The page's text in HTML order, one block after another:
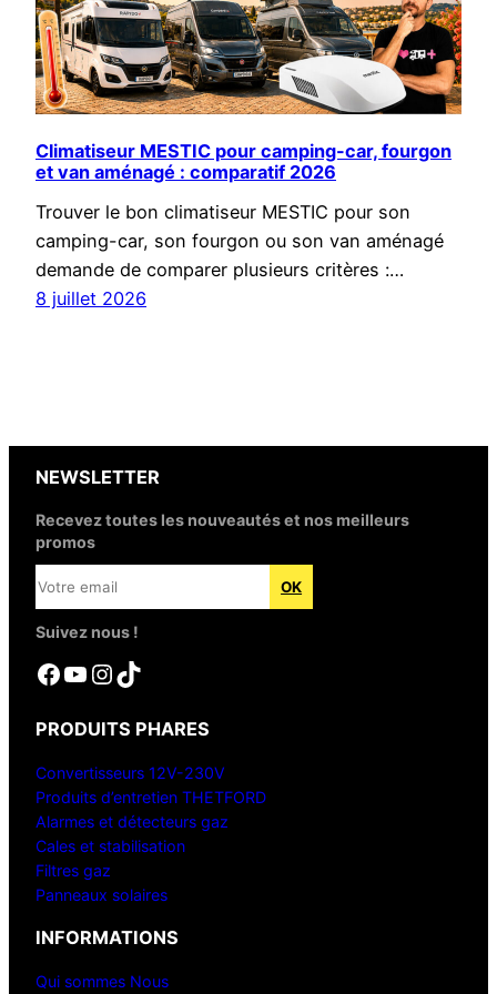
Climatiseur MESTIC pour camping-car, fourgon
et van aménagé : comparatif 2026
Trouver le bon climatiseur MESTIC pour son
camping-car, son fourgon ou son van aménagé
demande de comparer plusieurs critères :…
8 juillet 2026
NEWSLETTER
Recevez toutes les nouveautés et nos meilleurs
promos
Suivez nous !
Facebook YouTube InstagramTikTok
PRODUITS PHARES
Convertisseurs 12V-230V
Produits d’entretien THETFORD
Alarmes et détecteurs gaz
Cales et stabilisation
Filtres gaz
Panneaux solaires
INFORMATIONS
Qui sommes Nous